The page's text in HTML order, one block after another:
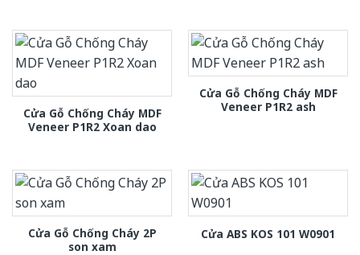
Cửa Gỗ Chống Cháy MDF
Veneer P1R2 Xoan dao
Cửa Gỗ Chống Cháy MDF
Veneer P1R2 ash
Cửa Gỗ Chống Cháy 2P
son xam
Cửa ABS KOS 101 W0901